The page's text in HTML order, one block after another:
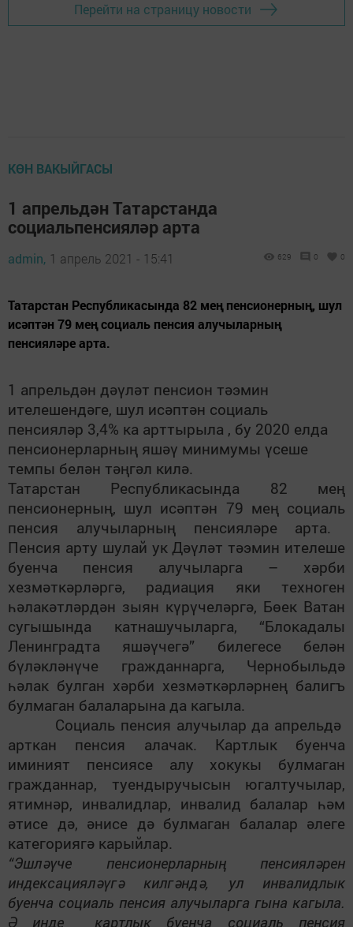
Перейти на страницу новости
КӨН ВАКЫЙГАСЫ
1 апрельдән Татарстанда
социальпенсияләр арта
admin, 1 апрель 2021 - 15:41 629 0 0
Татарстан Республикасында 82 мең пенсионерның, шул
исәптән 79 мең социаль пенсия алучыларның
пенсияләре арта.
1 апрельдән дәүләт пенсион тәэмин
ителешендәге, шул исәптән социаль
пенсияләр 3,4% ка арттырыла , бу 2020 елда
пенсионерларның яшәү минимумы үсеше
темпы белән тәңгәл килә.
Татарстан Республикасында 82 мең
пенсионерның, шул исәптән 79 мең социаль
пенсия алучыларның пенсияләре арта.
Пенсия арту шулай ук Дәүләт тәэмин ителеше
буенча пенсия алучыларга – хәрби
хезмәткәрләргә, радиация яки техноген
һәлакәтләрдән зыян күрүчеләргә, Бөек Ватан
сугышында катнашучыларга, “Блокадалы
Ленинградта яшәүчегә” билегесе белән
бүләкләнүче гражданнарга, Чернобыльдә
һәлак булган хәрби хезмәткәрләрнең балигъ
булмаган балаларына да кагыла.
Социаль пенсия алучылар да апрельдә
арткан пенсия алачак. Картлык буенча
иминият пенсиясе алу хокукы булмаган
гражданнар, туендыручысын югалтучылар,
ятимнәр, инвалидлар, инвалид балалар һәм
әтисе дә, әнисе дә булмаган балалар әлеге
категориягә карыйлар.
“Эшләүче пенсионерларның пенсияләрен
индексацияләүгә килгәндә, ул инвалидлык
буенча социаль пенсия алучыларга гына кагыла.
Ә инде картлык буенча социаль пенсия